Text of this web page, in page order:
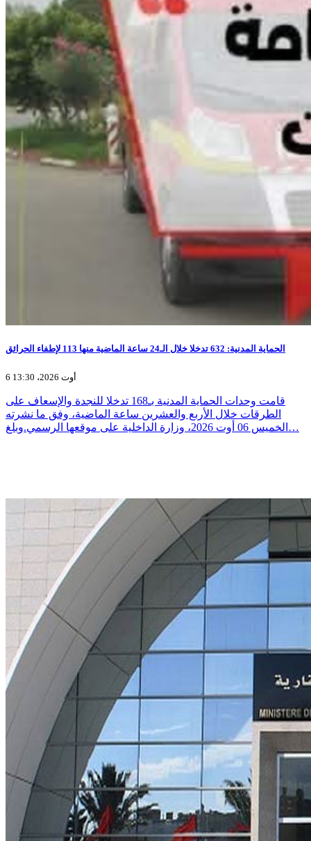
الحماية المدنية: 632 تدخلا خلال الـ24 ساعة الماضية منها 113 لإطفاء الحرائق
6 أوت 2026، 13:30
قامت وحدات الحماية المدنية بـ168 تدخلا للنجدة والإسعاف على
الطرقات خلال الأربع والعشرين ساعة الماضية، وفق ما نشرته
الخميس 06 أوت 2026، وزارة الداخلية على موقعها الرسمي.وبلغ…